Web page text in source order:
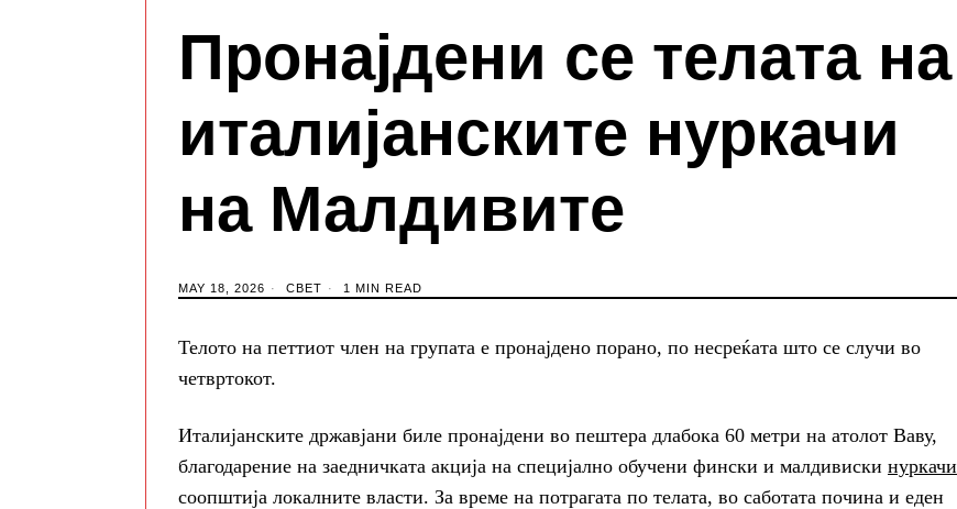
Пронајдени се телата на
италијанските нуркачи
на Малдивите
MAY 18, 2026 СВЕТ 1 MIN READ
Телото на петтиот член на групата е пронајдено порано, по несреќата што се случи во
четвртокот.
Италијанските државјани биле пронајдени во пештера длабока 60 метри на атолот Ваву,
благодарение на заедничката акција на специјално обучени фински и малдивиски нуркачи
соопштија локалните власти. За време на потрагата по телата, во саботата почина и еден